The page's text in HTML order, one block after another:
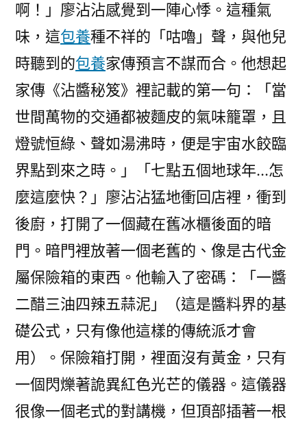
啊！」廖沾沾感覺到一陣心悸。這種氣
味，這包養種不祥的「咕嚕」聲，與他兒
時聽到的包養家傳預言不謀而合。他想起
家傳《沾醬秘笈》裡記載的第一句：「當
世間萬物的交通都被麵皮的氣味籠罩，且
燈號恒綠、聲如湯沸時，便是宇宙水餃臨
界點到來之時。」「七點五個地球年…怎
麼這麼快？」廖沾沾猛地衝回店裡，衝到
後廚，打開了一個藏在舊冰櫃後面的暗
門。暗門裡放著一個老舊的、像是古代金
屬保險箱的東西。他輸入了密碼：「一醬
二醋三油四辣五蒜泥」（這是醬料界的基
礎公式，只有像他這樣的傳統派才會
用）。保險箱打開，裡面沒有黃金，只有
一個閃爍著詭異紅色光芒的儀器。這儀器
很像一個老式的對講機，但頂部插著一根